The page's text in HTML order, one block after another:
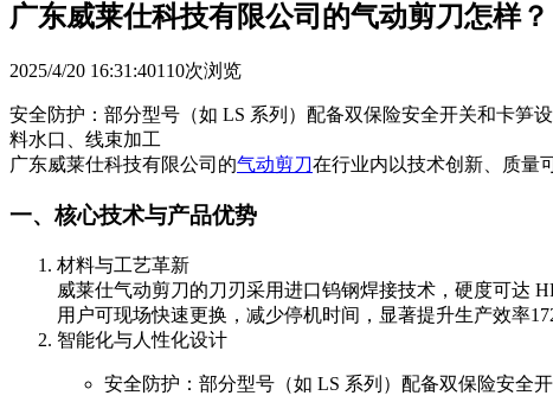
广东威莱仕科技有限公司的气动剪刀怎样？
2025/4/20 16:31:40110次浏览
安全防护：部分型号（如 LS 系列）配备双保险安全开关和卡笋
料水口、线束加工
广东威莱仕科技有限公司的气动剪刀在行业内以技术创新、质量
一、核心技术与产品优势
材料与工艺革新
威莱仕气动剪刀的刀刃采用进口钨钢焊接技术，硬度可达
用户可现场快速更换，减少停机时间，显著提升生产效率17
智能化与人性化设计
安全防护：部分型号（如 LS 系列）配备双保险安全